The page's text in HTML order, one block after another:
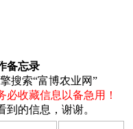
备忘录
搜索“富博农业网”
收藏信息以备急用！
的信息，谢谢。